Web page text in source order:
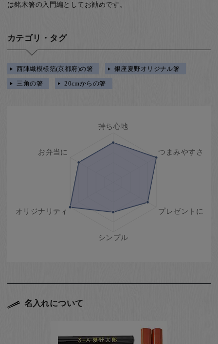
は銘木箸の入門編としてお勧めです。
カテゴリ・タグ
西陣織模様箔(京都府)の箸
銀座夏野オリジナル箸
三角の箸
20cmからの箸
名入れについて